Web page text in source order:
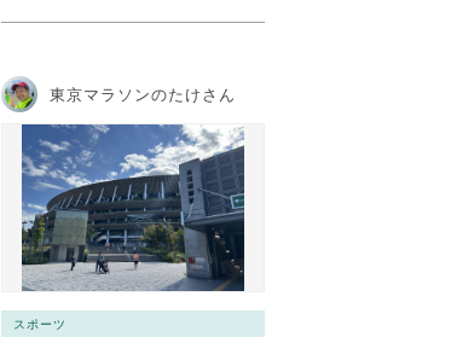
東京マラソンのたけさん
スポーツ